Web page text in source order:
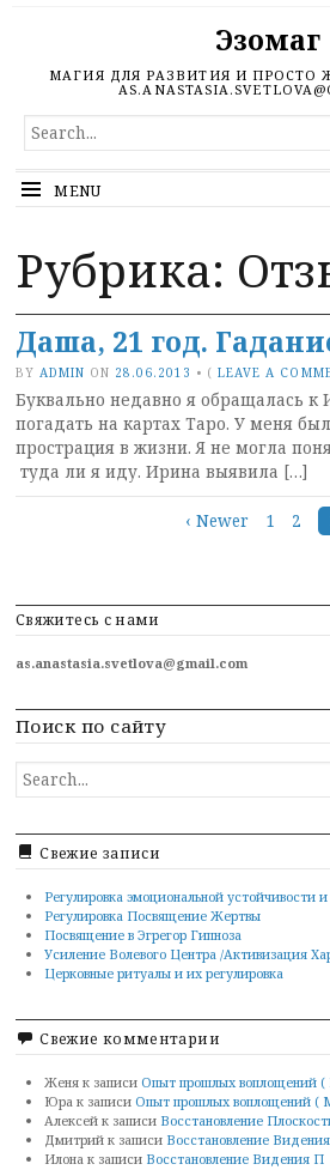
Эзомаг
МАГИЯ ДЛЯ РАЗВИТИЯ И ПРОСТО
SEARCH
FOR...
MENU
Рубрика:
Даша, 21 год.
BY ADMIN ON 28.06.2013 • (LEAVE A
Буквально недавно я обращалась к
погадать на картах Таро. У меня
прострация в жизни. Я не могла
туда ли я иду. Ирина выявила […]
navigation
‹ Newer 1 2
Свяжитесь с нами
as.anastasia.svetlova@gmail.com
Поиск по сайту
SEARCH
FOR...
Свежие записи
Регулировка эмоциональной устойчивости
Регулировка Посвящение Жертвы
Посвящение в Эгрегор Гипноза
Усиление Волевого Центра /Активизация
Церковные ритуалы и их регулировка
Свежие комментарии
Женя к записи Опыт прошлых
Юра к записи Опыт прошлых воплощений
Алексей к записи Восстановление
Дмитрий к записи Восстановление
Илона к записи Восстановление Видения П